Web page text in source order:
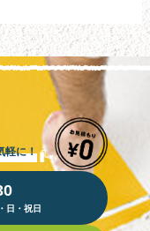
軽に！
日・祝日